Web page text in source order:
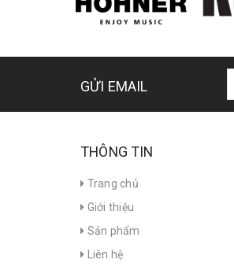
GỬI EMAIL
THÔNG TIN
Trang chủ
Giới thiệu
Sản phẩm
Liên hệ